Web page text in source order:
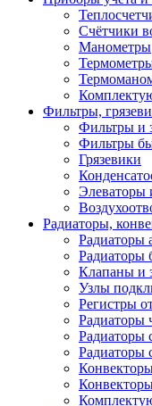
Счётчики
Манометры
Фильтры,
Фильтры и
Фильтры
Грязевики
Элеваторы
Радиаторы,
Радиаторы
Радиаторы
Клапаны и
Узлы
Регистры
Радиаторы
Радиаторы
Радиаторы